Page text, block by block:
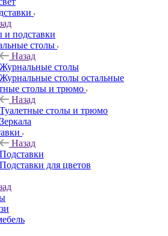
и подставки
столы
Назад
Журнальные столы
Журнальные столы остальные
столы и трюмо
Назад
Туалетные столы и трюмо
Зеркала
Назад
Подставки
Подставки для цветов